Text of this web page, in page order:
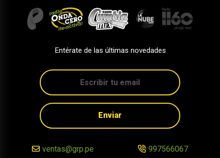
Entérate de las últimas novedades
Enviar
ventas@grp.pe 997566067